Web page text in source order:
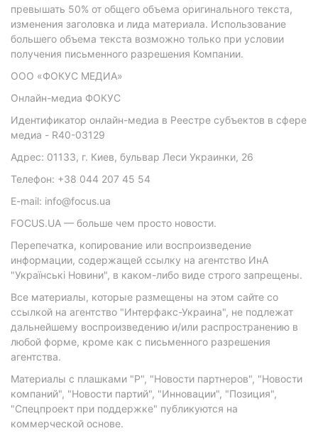
превышать 50% от общего объема оригинального текста,
изменения заголовка и лида материала. Использование
большего объема текста возможно только при условии
получения письменного разрешения Компании.
ООО «ФОКУС МЕДИА»
Онлайн-медиа ФОКУС
Идентификатор онлайн-медиа в Реестре субъектов в сфере
медиа - R40-03129
Адрес: 01133, г. Киев, бульвар Леси Украинки, 26
Телефон: +38 044 207 45 54
E-mail: info@focus.ua
FOCUS.UA — больше чем просто новости.
Перепечатка, копирование или воспроизведение
информации, содержащей ссылку на агентство ИнА
"Українські Новини", в каком-либо виде строго запрещены.
Все материалы, которые размещены на этом сайте со
ссылкой на агентство "Интерфакс-Украина", не подлежат
дальнейшему воспроизведению и/или распространению в
любой форме, кроме как с письменного разрешения
агентства.
Материалы с плашками "Р", "Новости партнеров", "Новости
компаний", "Новости партий", "Инновации", "Позиция",
"Спецпроект при поддержке" публикуются на
коммерческой основе.